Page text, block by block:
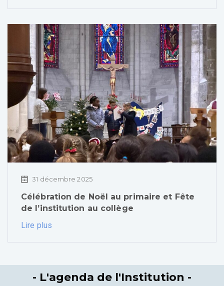
31 décembre 2025
Célébration de Noël au primaire et Fête
de l’institution au collège
Lire plus
- L'agenda de l'Institution -